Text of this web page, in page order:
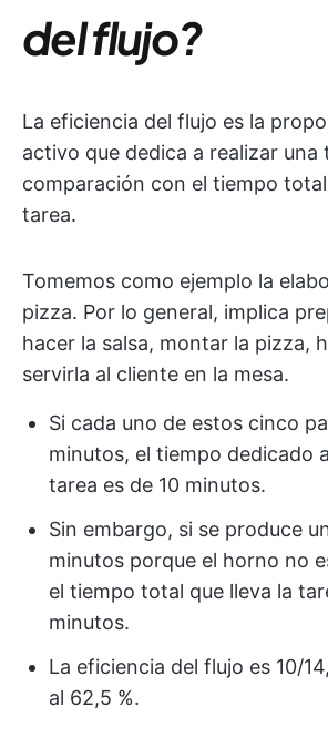
del flujo?
La eficiencia del flujo es la
activo que dedica a realizar una
comparación con el tiempo total
tarea.
Tomemos como ejemplo la
pizza. Por lo general, implica
hacer la salsa, montar la pizza,
servirla al cliente en la mesa.
Si cada uno de estos cinco
minutos, el tiempo dedicado
tarea es de 10 minutos.
Sin embargo, si se produce
minutos porque el horno no
el tiempo total que lleva la
minutos.
La eficiencia del flujo es 10/
al 62,5 %.